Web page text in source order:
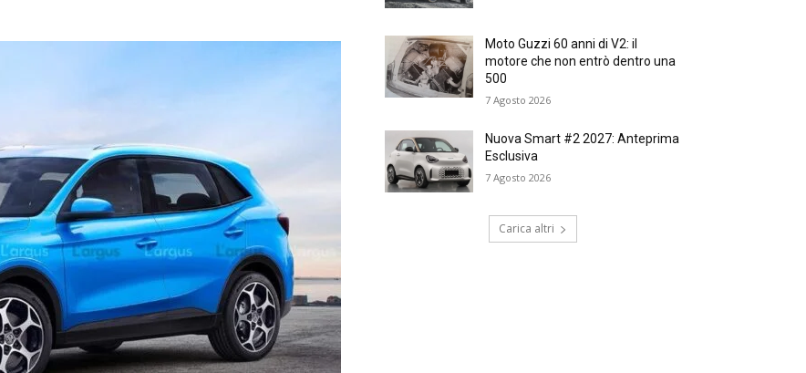
Moto Guzzi 60 anni di V2: il
motore che non entrò dentro una
500
7 Agosto 2026
Nuova Smart #2 2027: Anteprima
Esclusiva
7 Agosto 2026
Carica altri